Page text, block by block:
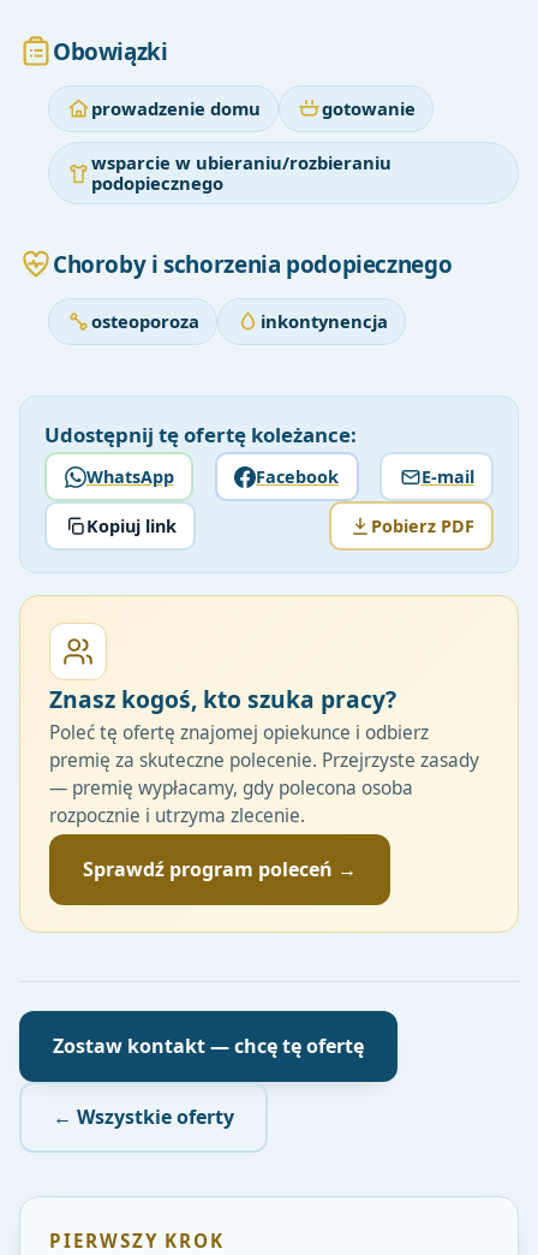
Obowiązki
prowadzenie domu gotowanie
wsparcie w ubieraniu/rozbieraniu
podopiecznego
Choroby i schorzenia podopiecznego
osteoporoza inkontynencja
Udostępnij tę ofertę koleżance:
WhatsApp Facebook E-mail
Kopiuj link Pobierz PDF
Znasz kogoś, kto szuka pracy?
Poleć tę ofertę znajomej opiekunce i odbierz
premię za skuteczne polecenie. Przejrzyste zasady
— premię wypłacamy, gdy polecona osoba
rozpocznie i utrzyma zlecenie.
Sprawdź program poleceń →
Zostaw kontakt — chcę tę ofertę
← Wszystkie oferty
PIERWSZY KROK